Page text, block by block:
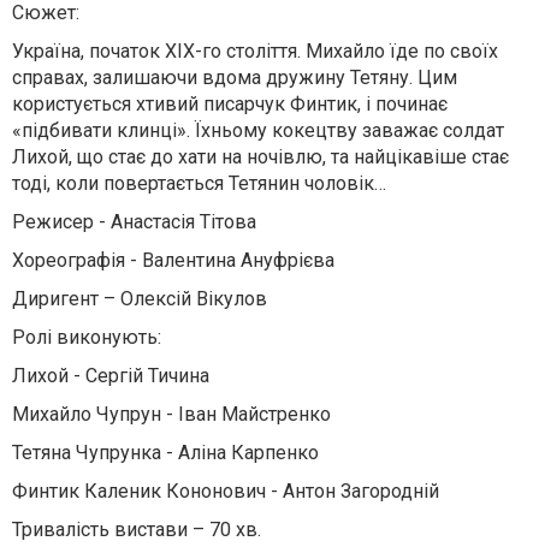
Сюжет:
Україна, початок XIX-го століття. Михайло їде по своїх
справах, залишаючи вдома дружину Тетяну. Цим
користується хтивий писарчук Финтик, і починає
«підбивати клинці». Їхньому кокецтву заважає солдат
Лихой, що стає до хати на ночівлю, та найцікавіше стає
тоді, коли повертається Тетянин чоловік…
Режисер - Анастасія Тітова
Хореографія - Валентина Ануфрієва
Диригент – Олексій Вікулов
Ролі виконують:
Лихой - Сергій Тичина
Михайло Чупрун - Іван Майстренко
Тетяна Чупрунка - Аліна Карпенко
Финтик Каленик Кононович - Антон Загородній
Тривалість вистави – 70 хв.